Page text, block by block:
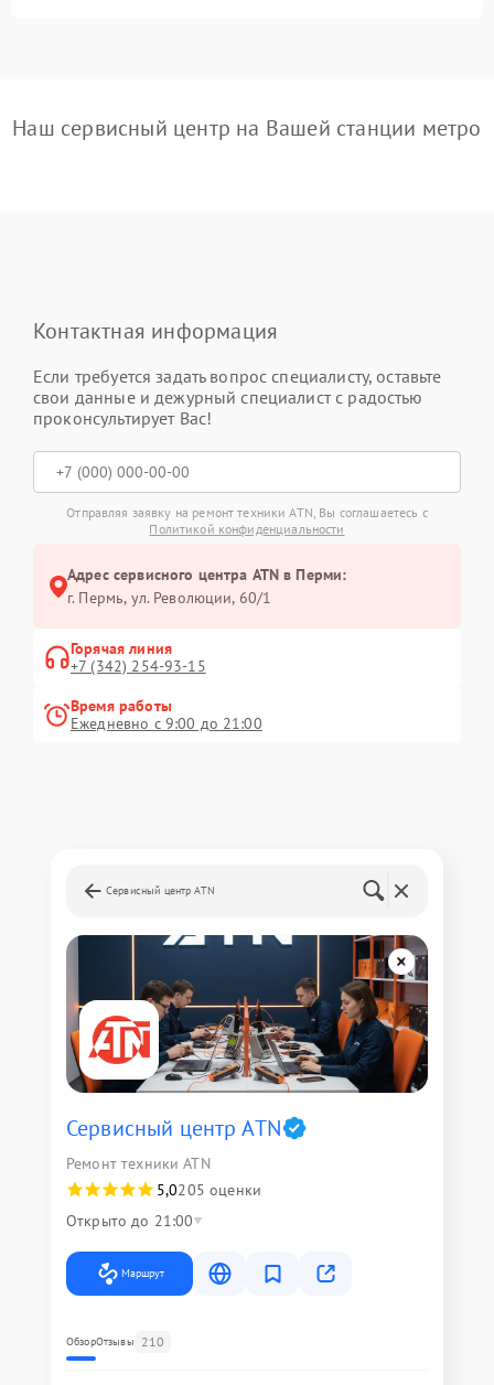
Наш сервисный центр на Вашей станции метро
Контактная информация
Если требуется задать вопрос специалисту, оставьте
свои данные и дежурный специалист с радостью
проконсультирует Вас!
Отправляя заявку на ремонт техники ATN, Вы соглашаетесь с
Политикой конфиденциальности
Адрес сервисного центра ATN в Перми:
г. Пермь, ул. ​Революции, 60/1
Горячая линия
+7 (342) 254-93-15
Время работы
Ежедневно с 9:00 до 21:00
Сервисный центр ATN
Сервисный центр ATN
Ремонт техники ATN
5,0205 оценки
Открыто до 21:00
Маршрут
ОбзорОтзывы 210